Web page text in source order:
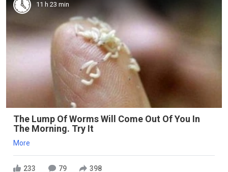
11 h 23 min
The Lump Of Worms Will Come Out Of You In
The Morning. Try It
More
233 79 398